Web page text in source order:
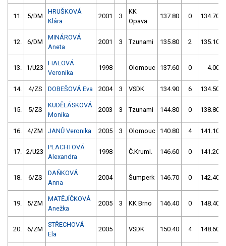
11. 5/DM
HRUŠKOVÁ
Klára
2001 3
KK
Opava
137.80 0 134.70
12. 6/DM
MINÁROVÁ
Aneta
2001 3 Tzunami 135.80 2 135.10
13. 1/U23
FIALOVÁ
Veronika
1998 Olomouc 137.60 0 4.00
14. 4/ZS DOBEŠOVÁ Eva 2004 3 VSDK 134.90 6 134.50
15. 5/ZS
KUDĚLÁSKOVÁ
Monika
2003 3 Tzunami 144.80 0 138.80
16. 4/ZM JANŮ Veronika 2005 3 Olomouc 140.80 4 141.10
17. 2/U23
PLACHTOVÁ
Alexandra
1998 Č.Kruml. 146.60 0 141.20
18. 6/ZS
DAŇKOVÁ
Anna
2004 Šumperk 146.70 0 142.40
19. 5/ZM
MATĚJÍČKOVÁ
Anežka
2005 3 KK Brno 146.40 0 148.40
20. 6/ZM
STŘECHOVÁ
Ela
2005 VSDK 150.40 4 148.60